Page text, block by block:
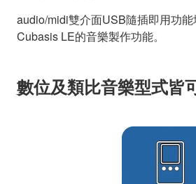
audio/midi雙介面USB隨插即用功
Cubasis LE的音樂製作功能。
數位及類比音樂型式皆